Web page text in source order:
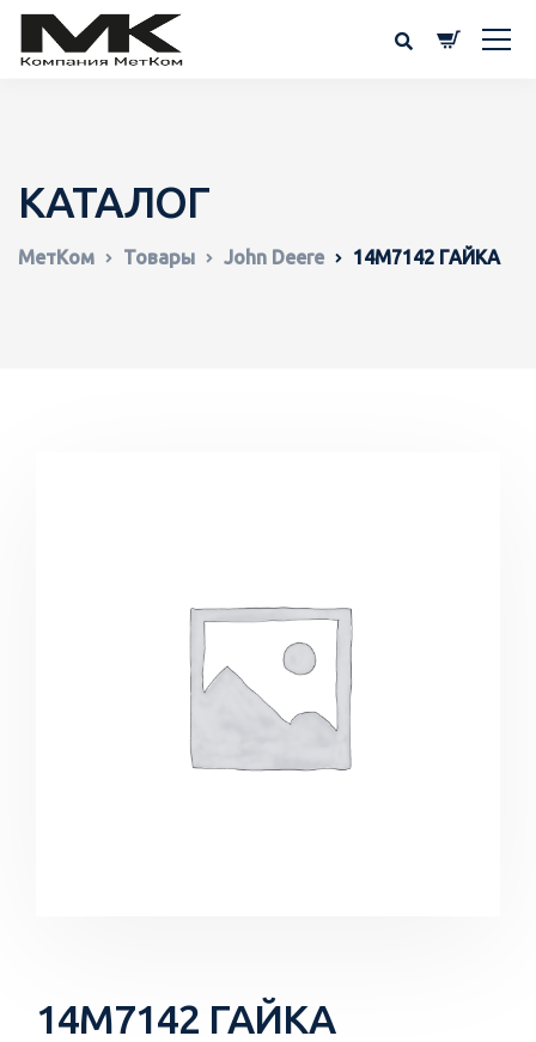
КАТАЛОГ
МетКом Товары John Deere 14M7142 ГАЙКА
14M7142 ГАЙКА